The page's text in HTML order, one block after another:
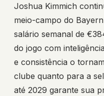
Joshua Kimmich
meio-campo do
salário semanal de
do jogo com
e consistência o
clube quanto para a
até 2029 garante sua